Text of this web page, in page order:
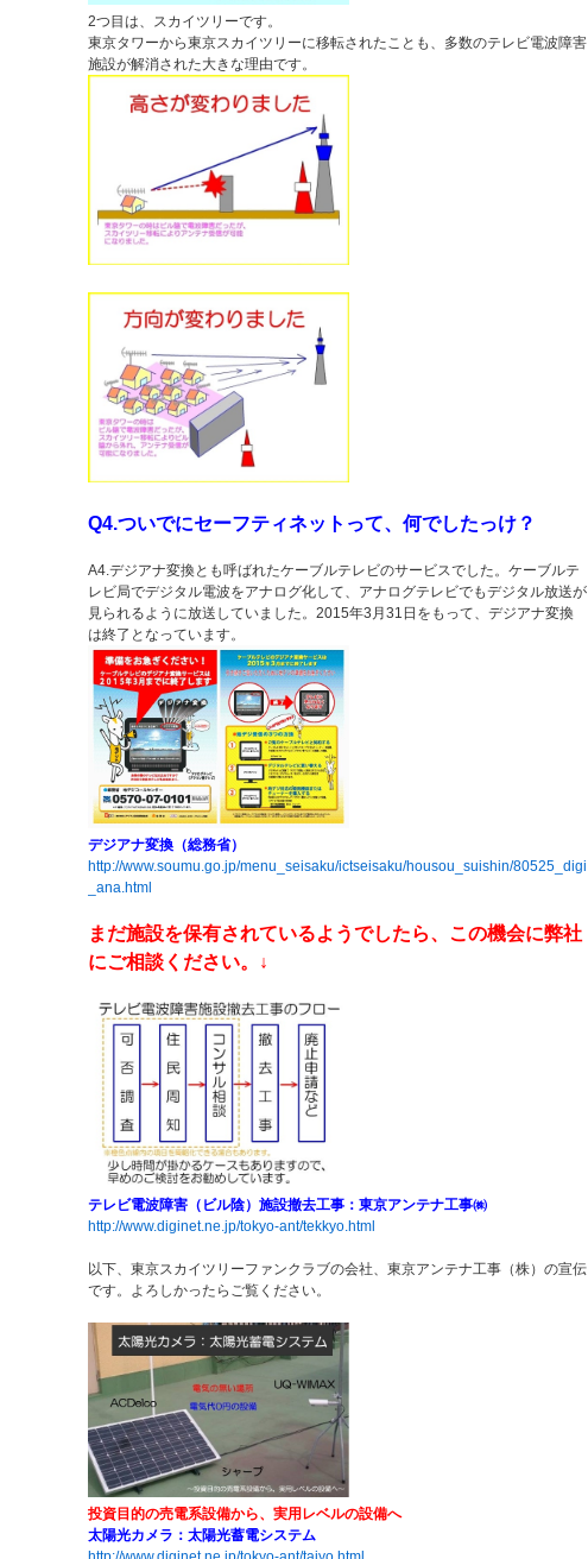
2つ目は、スカイツリーです。
東京タワーから東京スカイツリーに移転されたことも、多数のテレビ電波障害
施設が解消された大きな理由です。
Q4.ついでにセーフティネットって、何でしたっけ？
A4.デジアナ変換とも呼ばれたケーブルテレビのサービスでした。ケーブルテ
レビ局でデジタル電波をアナログ化して、アナログテレビでもデジタル放送が
見られるように放送していました。2015年3月31日をもって、デジアナ変換
は終了となっています。
デジアナ変換（総務省）
http://www.soumu.go.jp/menu_seisaku/ictseisaku/housou_suishin/80525_digi
_ana.html
まだ施設を保有されているようでしたら、この機会に弊社
にご相談ください。↓
テレビ電波障害（ビル陰）施設撤去工事：東京アンテナ工事㈱
http://www.diginet.ne.jp/tokyo-ant/tekkyo.html
以下、東京スカイツリーファンクラブの会社、東京アンテナ工事（株）の宣伝
です。よろしかったらご覧ください。
投資目的の売電系設備から、実用レベルの設備へ
太陽光カメラ：太陽光蓄電システム